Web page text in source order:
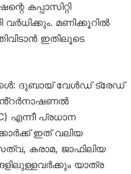
കപ്പാസിറ്റി
വർധിക്കും. മണിക്കൂറിൽ
ഇതിലൂടെ
ദുബായ് വേൾഡ് ട്രേഡ്
എന്നീ പ്രധാന
ഇത് വലിയ
കരാമ, ജാഫിലിയ
യാത്ര